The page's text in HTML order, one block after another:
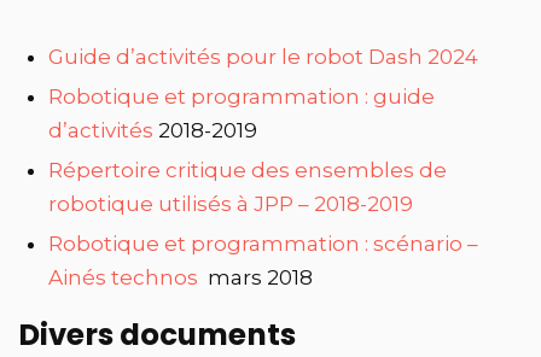
Guide d’activités pour le robot Dash 2024
Robotique et programmation : guide
d’activités 2018-2019
Répertoire critique des ensembles de
robotique utilisés à JPP – 2018-2019
Robotique et programmation : scénario –
Ainés technos mars 2018
Divers documents